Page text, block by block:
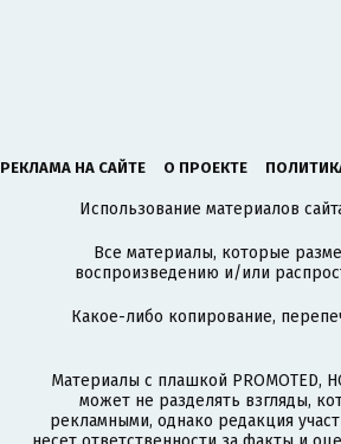
РЕКЛАМА НА САЙТЕ О ПРОЕКТЕ
Использование материалов
Все материалы, которые
воспроизведению и/или
Какое-либо копирование,
Материалы с плашкой
может не разделять взгляды,
рекламными, однако редакция